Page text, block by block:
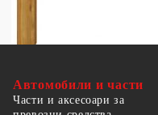
Автомобили и части
Части и аксесоари за